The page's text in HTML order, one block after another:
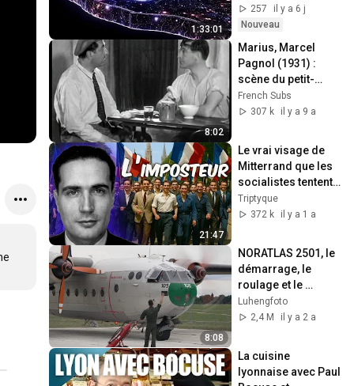
1:33:01
Physique |
Documentaire Pour
257
il y a 6 j
Nouveau
8:02
Marius, Marcel
Pagnol (1931) :
scène du petit-
déjeuner
French Subs
307 k
il y a 9 a
21:47
Le vrai visage de
Mitterrand que les
socialistes tentent
encore de
réhabiliter
Triptyque
372 k
il y a 1 a
8:08
NORATLAS 2501, le
démarrage, le
roulage et le
décollage ,Une
rareté à voir
Luhengfoto
2,4 M
il y a 2 a
La cuisine
lyonnaise avec Paul